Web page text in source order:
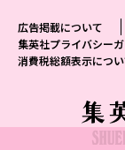
ジャンプルーキ
S-MANGA
集英社コミック
週刊ヤングジャ
ヤングジャンプ
となりのヤング
グランドジャン
マーガレット
別冊マーガレッ
リマコミ
マンガMeets
集英社コミック
マンガMee公式
リマコミ
eclat
T JAPAN
MEN'S NON-NO
アジア人物史
集英社新書プラ
kotoba
情報・知識＆
ダッシュエック
集英社Webマガ
集英社の児童図
HAPPY PLUS
SHUEISHA VOX
LEEマルシェ
eclat premium
広告掲載について
集英社プライバシー
消費税総額表示につ